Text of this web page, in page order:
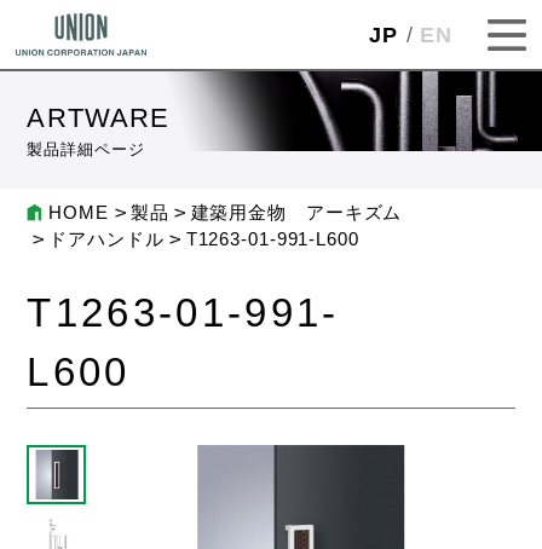
JP EN
ARTWARE
製品詳細ページ
HOME 製品
建築用金物 アーキズム
ドアハンドル
T1263-01-991-L600
T1263-01-991-
L600